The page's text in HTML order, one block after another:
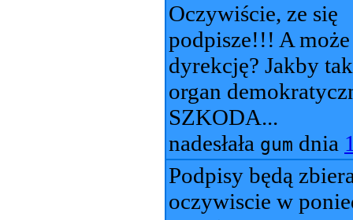
Oczywiście, ze się
podpisze!!! A
dyrekcję? Jakby
organ
SZKODA...
nadesłała gum dnia
Podpisy będą
oczywiscie w